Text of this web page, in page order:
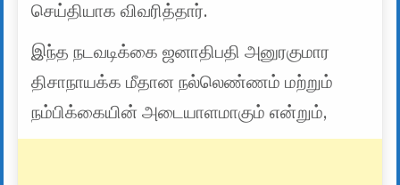
செய்தியாக விவரித்தார்.
இந்த நடவடிக்கை ஜனாதிபதி அனுரகுமார
திசாநாயக்க மீதான நல்லெண்ணம் மற்றும்
நம்பிக்கையின் அடையாளமாகும் என்றும்,